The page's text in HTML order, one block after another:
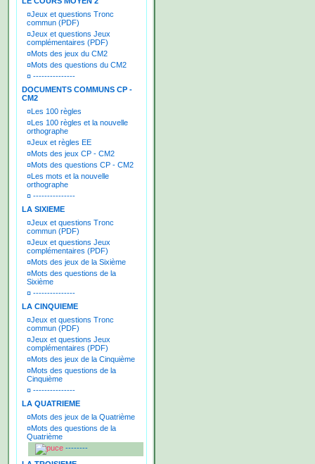
¤Jeux et questions Tronc
commun (PDF)
¤Jeux et questions Jeux
complémentaires (PDF)
¤Mots des jeux du CM2
¤Mots des questions du CM2
¤ ---------------
DOCUMENTS COMMUNS CP -
CM2
¤Les 100 règles
¤Les 100 règles et la nouvelle
orthographe
¤Jeux et règles EE
¤Mots des jeux CP - CM2
¤Mots des questions CP - CM2
¤Les mots et la nouvelle
orthographe
¤ ---------------
LA SIXIEME
¤Jeux et questions Tronc
commun (PDF)
¤Jeux et questions Jeux
complémentaires (PDF)
¤Mots des jeux de la Sixième
¤Mots des questions de la
Sixième
¤ ---------------
LA CINQUIEME
¤Jeux et questions Tronc
commun (PDF)
¤Jeux et questions Jeux
complémentaires (PDF)
¤Mots des jeux de la Cinquième
¤Mots des questions de la
Cinquième
¤ ---------------
LA QUATRIEME
¤Mots des jeux de la Quatrième
¤Mots des questions de la
Quatrième
--------